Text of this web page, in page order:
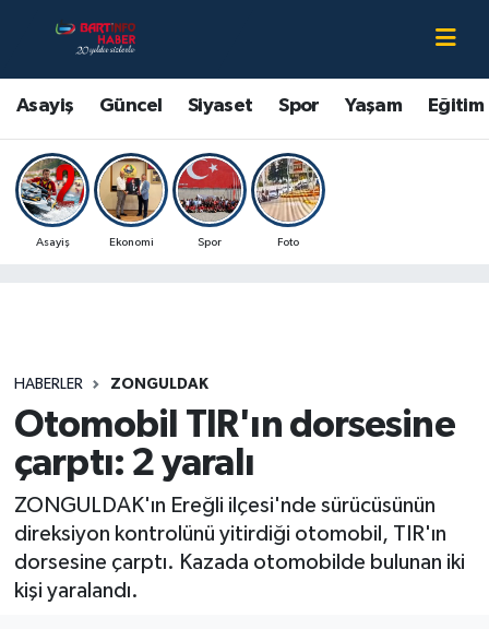
Asayiş Güncel Siyaset Spor Yaşam Eğitim
Asayiş Ekonomi Spor Foto
HABERLER ZONGULDAK
Otomobil TIR'ın dorsesine
çarptı: 2 yaralı
ZONGULDAK'ın Ereğli ilçesi'nde sürücüsünün
direksiyon kontrolünü yitirdiği otomobil, TIR'ın
dorsesine çarptı. Kazada otomobilde bulunan iki
kişi yaralandı.
Asayiş
Bartın Hakkında
Çevre
Eğitim
Kültür-Sanat
Magazin
Medya
Sağlık
Bartın Nöbetçi Eczaneler
Bartın Hava Durumu
Bartin Namaz Vakitleri
Bartın Trafik Yoğunluk Haritası
Son Dakika Haberleri
Haber Arşivi